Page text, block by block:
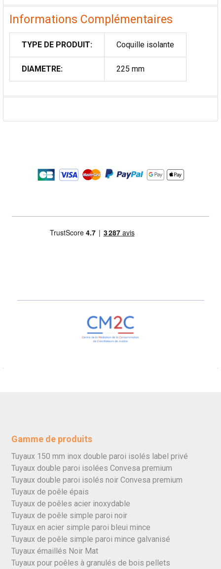
Informations Complémentaires
TYPE DE PRODUIT: Coquille isolante
DIAMETRE: 225 mm
Gamme de produits
Tuyaux 150 mm inox double paroi isolés label privé
Tuyaux double paroi isolées Convesa premium
Tuyaux double paroi isolés noir Convesa premium
Tuyaux de poêle épais
Tuyaux de poêles acier inoxydable
Tuyaux de poêle simple paroi noir
Tuyaux en acier simple paroi bleui mince
Tuyaux de poêle simple paroi mince galvanisé
Tuyaux émaillés Noir Mat
Tuyaux pour poêles à granulés de bois pellets